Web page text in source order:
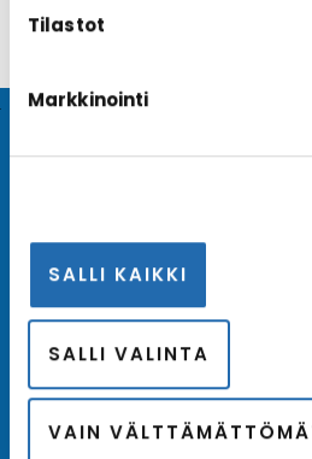
Tilastot
Markkinointi
SALLI KAIKKI
SALLI VALINTA
VAIN
varustamoiden tarjouksista
Ota yhteyttä